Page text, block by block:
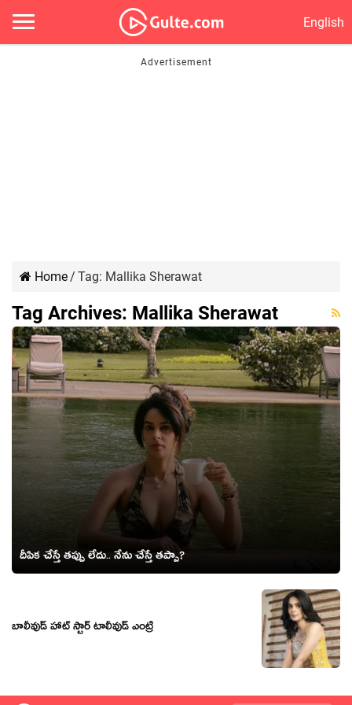
English
Home/ Tag: Mallika Sherawat
Tag Archives: Mallika Sherawat
దీపిక చేస్తే తప్పు లేదు.. నేను చేస్తే తప్పా?
బాలీవుడ్‌ హాట్‌ స్టార్ టాలీవుడ్ ఎంట్రీ